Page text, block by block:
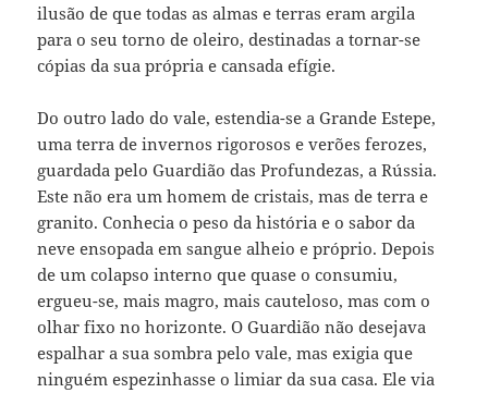
ilusão de que todas as almas e terras eram argila
para o seu torno de oleiro, destinadas a tornar-se
cópias da sua própria e cansada efígie.
Do outro lado do vale, estendia-se a Grande Estepe,
uma terra de invernos rigorosos e verões ferozes,
guardada pelo Guardião das Profundezas, a Rússia.
Este não era um homem de cristais, mas de terra e
granito. Conhecia o peso da história e o sabor da
neve ensopada em sangue alheio e próprio. Depois
de um colapso interno que quase o consumiu,
ergueu-se, mais magro, mais cauteloso, mas com o
olhar fixo no horizonte. O Guardião não desejava
espalhar a sua sombra pelo vale, mas exigia que
ninguém espezinhasse o limiar da sua casa. Ele via